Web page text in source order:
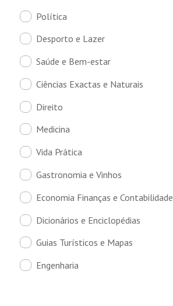
Política
Desporto e Lazer
Saúde e Bem-estar
Ciências Exactas e Naturais
Direito
Medicina
Vida Prática
Gastronomia e Vinhos
Economia Finanças e Contabilidade
Dicionários e Enciclopédias
Guias Turísticos e Mapas
Engenharia